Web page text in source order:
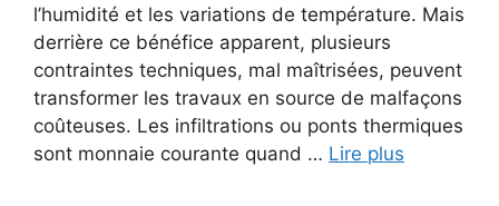
l’humidité et les variations de température. Mais
derrière ce bénéfice apparent, plusieurs
contraintes techniques, mal maîtrisées, peuvent
transformer les travaux en source de malfaçons
coûteuses. Les infiltrations ou ponts thermiques
sont monnaie courante quand … Lire plus